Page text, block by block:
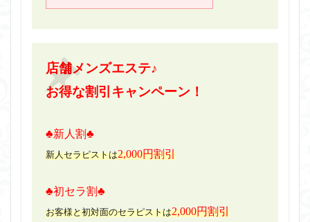
店舗メンズエステ♪
お得な割引キャンペーン！
♣新人割♣
新人セラピストは2,000円割引
♣初セラ割♣
お客様と初対面のセラピストは2,000円割引